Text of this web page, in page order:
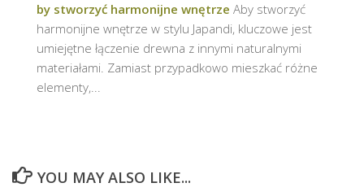
by stworzyć harmonijne wnętrze Aby stworzyć
harmonijne wnętrze w stylu Japandi, kluczowe jest
umiejętne łączenie drewna z innymi naturalnymi
materiałami. Zamiast przypadkowo mieszkać różne
elementy,...
YOU MAY ALSO LIKE...